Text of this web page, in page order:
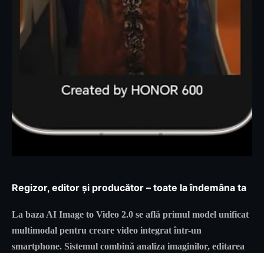
Regizor, editor și producător – toate la îndemâna ta
La baza AI Image to Video 2.0 se află primul model unificat
multimodal pentru creare video integrat într-un
smartphone. Sistemul combină analiza imaginilor, editarea